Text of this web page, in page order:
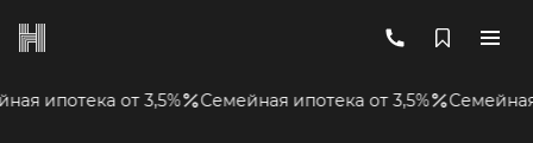
от 3,5% Семейная ипотека от 3,5% Семейная